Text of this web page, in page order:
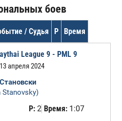
боев
/ Судья Р Время
League 9 - PML 9
апреля 2024
Stanovsky)
Р:2 Время:1:07